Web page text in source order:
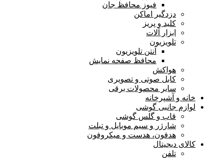
فیوز محافظ جان
دزدگیر اماکن
کلید و پریز
ابزار آلات
تلویزیون
آنتن تلویزیون
محافظ صفحه نمایش
هواکش
کابل صوتی و تصویری
سایر محصولات برقی
خانه و آشپرخانه
لوازم جانبی گوشی
قاب و گلس گوشی
شارژر و سیم موبایل و تبلت
هدفون، هدست و میکروفون
کالای دیجیتال
تلفن